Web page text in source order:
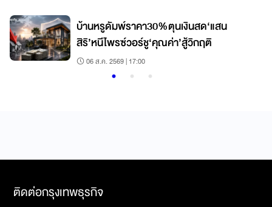
บ้านหรูดัมพ์ราคา30%ตุนเงินสด‘แสน
สิริ’หนีไพรซ์วอร์ชู‘คุณค่า’สู้วิกฤติ
06 ส.ค. 2569 | 17:00
ติดต่อกรุงเทพธุรกิจ